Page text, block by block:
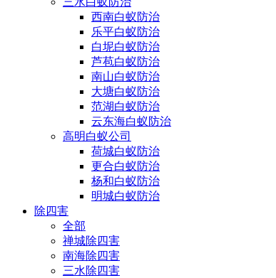
西南白蚁防治
乐平白蚁防治
白坭白蚁防治
芦苞白蚁防治
南山白蚁防治
大塘白蚁防治
范湖白蚁防治
云东海白蚁防治
高明白蚁公司
荷城白蚁防治
更合白蚁防治
杨和白蚁防治
明城白蚁防治
除四害
全部
禅城除四害
南海除四害
三水除四害